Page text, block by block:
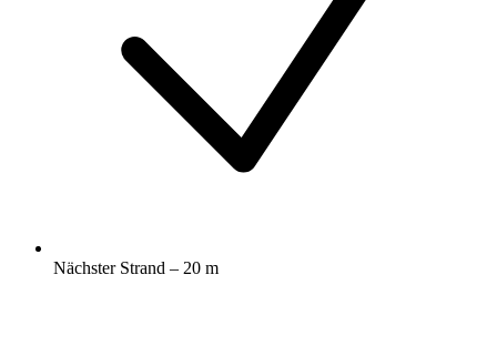
Nächster Strand – 20 m